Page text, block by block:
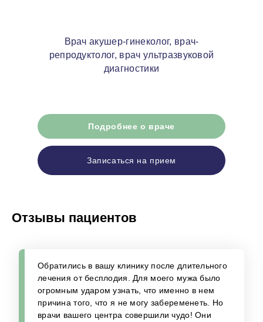
Врач акушер-гинеколог, врач-
репродуктолог, врач ультразвуковой
диагностики
Подробнее о враче
Записаться на прием
Отзывы пациентов
Обратились в вашу клинику после длительного
лечения от бесплодия. Для моего мужа было
огромным ударом узнать, что именно в нем
причина того, что я не могу забеременеть. Но
врачи вашего центра совершили чудо! Они